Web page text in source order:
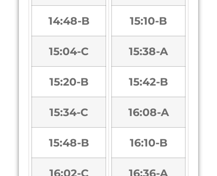
14:48-B
15:04-C
15:20-B
15:34-C
15:48-B
16:02-C
15:10-B
15:38-A
15:42-B
16:08-A
16:10-B
16:36-A